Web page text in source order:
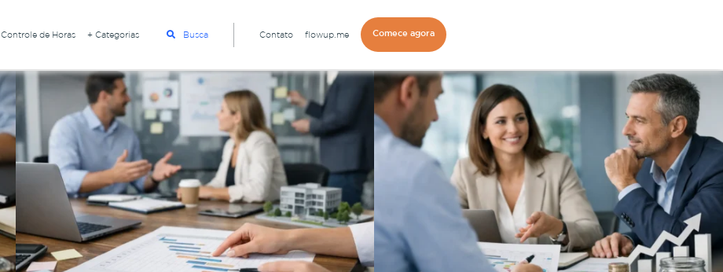
Controle de Horas + Categorias Busca Contato flowup.me Comece agora